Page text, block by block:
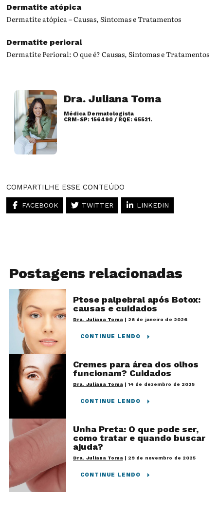
Dermatite atópica
Dermatite atópica – Causas, Sintomas e Tratamentos
Dermatite perioral
Dermatite Perioral: O que é? Causas, Sintomas e Tratamentos
Dra. Juliana Toma
Médica Dermatologista
CRM-SP: 156490 / RQE: 65521.
COMPARTILHE ESSE CONTEÚDO
FACEBOOK TWITTER LINKEDIN
Postagens relacionadas
Ptose palpebral após Botox:
causas e cuidados
Dra. Juliana Toma| 26 de janeiro de 2026
CONTINUE LENDO
Cremes para área dos olhos
funcionam? Cuidados
Dra. Juliana Toma|14 de dezembro de 2025
CONTINUE LENDO
Unha Preta: O que pode ser,
como tratar e quando buscar
ajuda?
Dra. Juliana Toma| 29 de novembro de 2025
CONTINUE LENDO